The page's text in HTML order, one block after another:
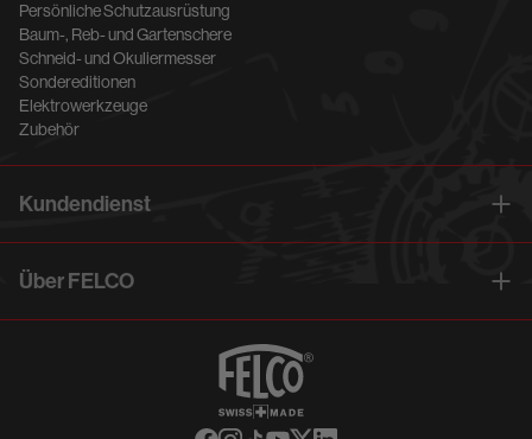
Persönliche Schutzausrüstung
Baum-, Reb- und Gartenschere
Schneid- und Okuliermesser
Sondereditionen
Elektrowerkzeuge
Zubehör
Kundendienst
Über FELCO